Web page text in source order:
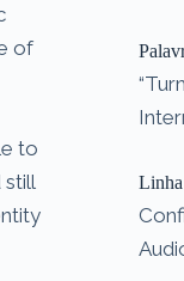
of
to
still
Linha